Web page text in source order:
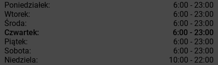
Poniedziałek:
6:00 - 23:00
Wtorek:
6:00 - 23:00
Środa:
6:00 - 23:00
Czwartek:
6:00 - 23:00
Piątek:
6:00 - 23:00
Sobota:
6:00 - 23:00
Niedziela:
10:00 - 22:00